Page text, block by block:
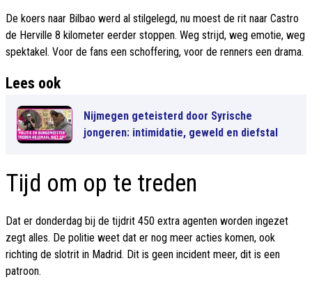
De koers naar Bilbao werd al stilgelegd, nu moest de rit naar Castro
de Herville 8 kilometer eerder stoppen. Weg strijd, weg emotie, weg
spektakel. Voor de fans een schoffering, voor de renners een drama.
Lees ook
Nijmegen geteisterd door Syrische
jongeren: intimidatie, geweld en diefstal
Tijd om op te treden
Dat er donderdag bij de tijdrit 450 extra agenten worden ingezet
zegt alles. De politie weet dat er nog meer acties komen, ook
richting de slotrit in Madrid. Dit is geen incident meer, dit is een
patroon.